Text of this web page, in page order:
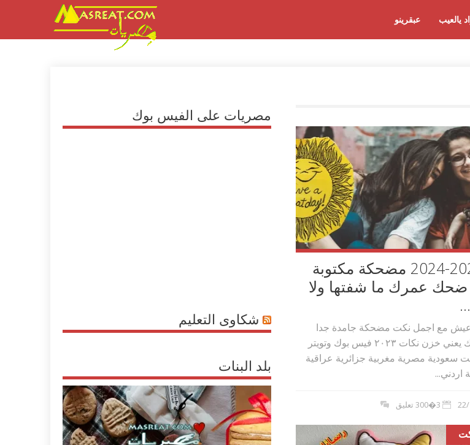
عبقرينو يالعيب
نكت 2023-2024 مضحكة مكتوبة
عمرك ما شفتها ولا
نكت 2024 عيش مع اجمل نكت مضحكة جامدة جدا
تفطس ضحك يعني خزن نكات ٢٠٢۳ فيس بوك وتويتر
سعودية مصرية مغربية جزائرية عراقية
اردني...
3�300 تعليق
مصريات على الفيس بوك
شكاوى التعليم
بلد البنات